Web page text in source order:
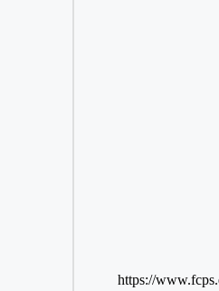
https://